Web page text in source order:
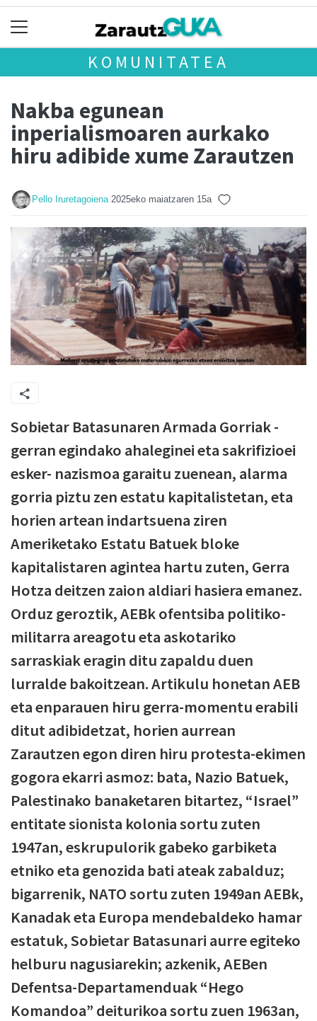
KOMUNITATEA
Nakba egunean
inperialismoaren aurkako
hiru adibide xume Zarautzen
Pello Iruretagoiena 2025eko maiatzaren 15a
Sobietar Batasunaren Armada Gorriak -
gerran egindako ahaleginei eta sakrifizioei
esker- nazismoa garaitu zuenean, alarma
gorria piztu zen estatu kapitalistetan, eta
horien artean indartsuena ziren
Ameriketako Estatu Batuek bloke
kapitalistaren agintea hartu zuten, Gerra
Hotza deitzen zaion aldiari hasiera emanez.
Orduz geroztik, AEBk ofentsiba politiko-
militarra areagotu eta askotariko
sarraskiak eragin ditu zapaldu duen
lurralde bakoitzean. Artikulu honetan AEB
eta enparauen hiru gerra-momentu erabili
ditut adibidetzat, horien aurrean
Zarautzen egon diren hiru protesta-ekimen
gogora ekarri asmoz: bata, Nazio Batuek,
Palestinako banaketaren bitartez, “Israel”
entitate sionista kolonia sortu zuten
1947an, eskrupulorik gabeko garbiketa
etniko eta genozida bati ateak zabalduz;
bigarrenik, NATO sortu zuten 1949an AEBk,
Kanadak eta Europa mendebaldeko hamar
estatuk, Sobietar Batasunari aurre egiteko
helburu nagusiarekin; azkenik, AEBen
Defentsa-Departamenduak “Hego
Komandoa” deiturikoa sortu zuen 1963an,